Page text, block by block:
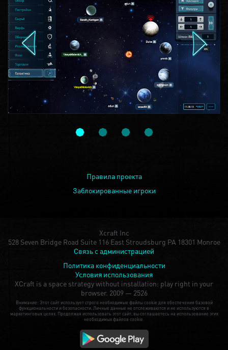
Правила проекта
Заблокированные игроки
Xcraft Inc
528 Seven Bridge Road Suite 116 East Stroudsburg PA 18301 Monroe
Связь с администрацией
Политика конфиденциальности
Условия использования
XCraft is a space strategy without installation: play right in your
browser. 2009 — 2526
Внимание: Этот сайт использует строго необходимые файлы cookie для обеспечения базовой
функциональности и безопасности. Личные данные не отслеживаются и не используются в
маркетинговых целях. Продолжая использовать этот сайт, вы соглашаетесь на использование этих
необходимых файлов cookie.